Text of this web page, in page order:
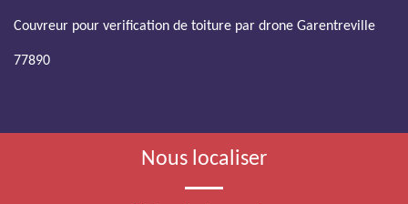
Couvreur pour verification de toiture par drone Garentreville
77890
Nous localiser